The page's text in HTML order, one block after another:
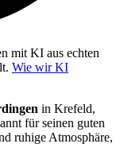
mit KI aus echten
Wie wir KI
in Krefeld,
für seinen guten
ruhige Atmosphäre,